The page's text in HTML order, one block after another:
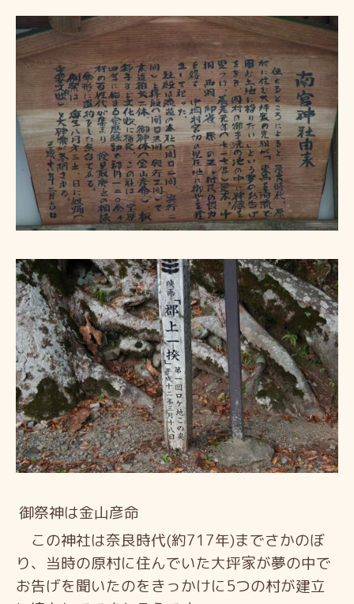
御祭神は金山彦命
この神社は奈良時代(約717年)までさかのぼ
り、当時の原村に住んでいた大坪家が夢の中で
お告げを聞いたのをきっかけに5つの村が建立